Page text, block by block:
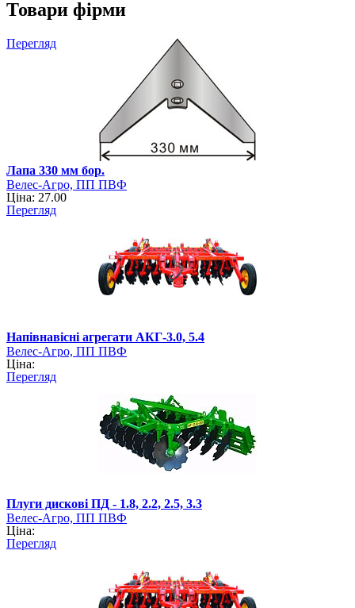
Товари фірми
Перегляд
Лапа 330 мм бор.
Велес-Агро, ПП ПВФ
Ціна: 27.00
Перегляд
Напівнавісні агрегати АКГ-3.0, 5.4
Велес-Агро, ПП ПВФ
Ціна:
Перегляд
Плуги дискові ПД - 1.8, 2.2, 2.5, 3.3
Велес-Агро, ПП ПВФ
Ціна:
Перегляд